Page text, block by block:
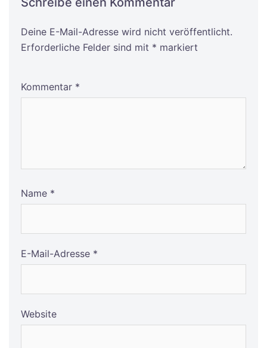
Deine E-Mail-Adresse wird nicht veröffentlicht.
Erforderliche Felder sind mit * markiert
Kommentar *
Name *
E-Mail-Adresse *
Website
Alternative: